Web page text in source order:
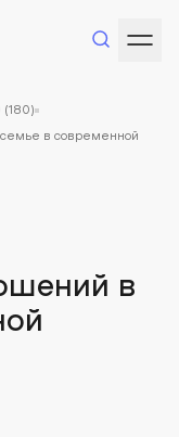
в современной
в